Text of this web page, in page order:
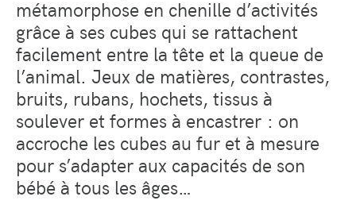
métamorphose en chenille d’activités
grâce à ses cubes qui se rattachent
facilement entre la tête et la queue de
l’animal. Jeux de matières, contrastes,
bruits, rubans, hochets, tissus à
soulever et formes à encastrer : on
accroche les cubes au fur et à mesure
pour s’adapter aux capacités de son
bébé à tous les âges…